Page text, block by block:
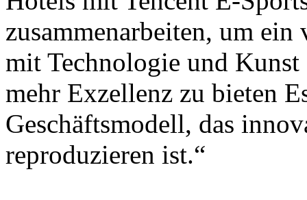
zusammenarbeiten, um
mit Technologie und Kunst
mehr Exzellenz zu bieten
Geschäftsmodell, das
reproduzieren ist.“